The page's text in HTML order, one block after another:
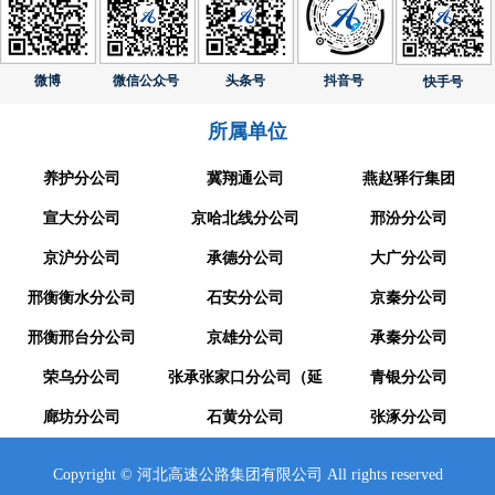
微博 微信公众号 头条号 抖音号 快手号
所属单位
养护分公司 冀翔通公司 燕赵驿行集团
宣大分公司 京哈北线分公司 邢汾分公司
京沪分公司 承德分公司 大广分公司
邢衡衡水分公司 石安分公司 京秦分公司
邢衡邢台分公司 京雄分公司 承秦分公司
荣乌分公司 张承张家口分公司（延
崇分公司）
青银分公司
廊坊分公司 石黄分公司 张涿分公司
Copyright © 河北高速公路集团有限公司 All rights reserved